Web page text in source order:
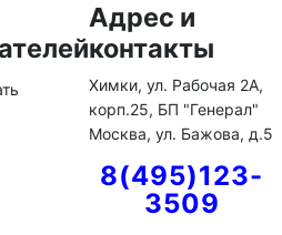
Адрес и
контакты
Химки, ул. Рабочая 2А,
корп.25, БП "Генерал"
Москва, ул. Бажова, д.5
8(495)123-
3509